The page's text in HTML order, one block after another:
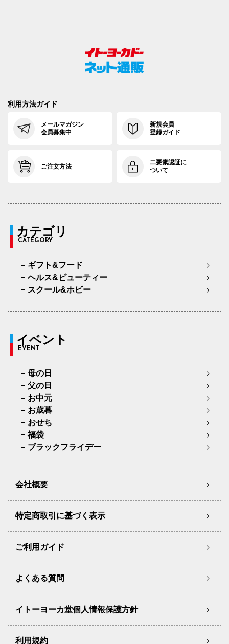
利用方法ガイド
メールマガジン
会員募集中
新規会員
登録ガイド
ご注文方法
二要素認証に
ついて
カテゴリ
CATEGORY
ギフト&フード
ヘルス&ビューティー
スクール&ホビー
イベント
EVENT
母の日
父の日
お中元
お歳暮
おせち
福袋
ブラックフライデー
会社概要
特定商取引に基づく表示
ご利用ガイド
よくある質問
イトーヨーカ堂個人情報保護方針
利用規約